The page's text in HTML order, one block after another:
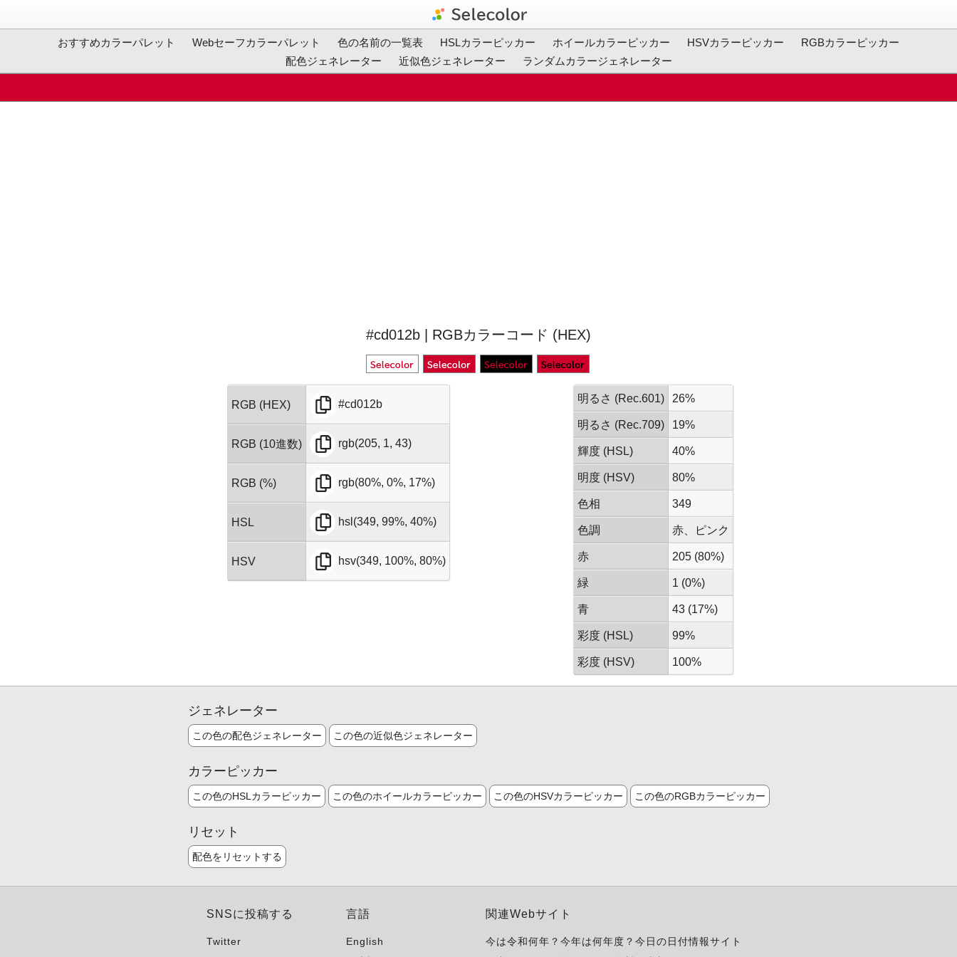
おすすめカラーパレット Webセーフカラーパレット 色の名前の一覧表 HSLカラーピッカー ホイールカラーピッカー HSVカラーピッカー
RGBカラーピッカー
配色ジェネレーター
近似色ジェネレーター ランダムカラージェネレーター
#cd012b | RGBカラーコード (HEX)
RGB (HEX) #cd012b
RGB (10進数) rgb(205, 1, 43)
RGB (%) rgb(80%, 0%, 17%)
HSL hsl(349, 99%, 40%)
HSV hsv(349, 100%, 80%)
明るさ (Rec.601) 26%
明るさ (Rec.709) 19%
輝度 (HSL) 40%
明度 (HSV) 80%
色相 349
色調 赤、ピンク
赤 205 (80%)
緑 1 (0%)
青 43 (17%)
彩度 (HSL) 99%
彩度 (HSV) 100%
ジェネレーター
この色の配色ジェネレーター この色の近似色ジェネレーター
カラーピッカー
この色のHSLカラーピッカー この色のホイールカラーピッカー この色のHSVカラーピッカー この色のRGBカラーピッカー
リセット
配色をリセットする
SNSに投稿する
Twitter
言語
English
関連Webサイト
今は令和何年？今年は何年度？今日の日付情報サイト